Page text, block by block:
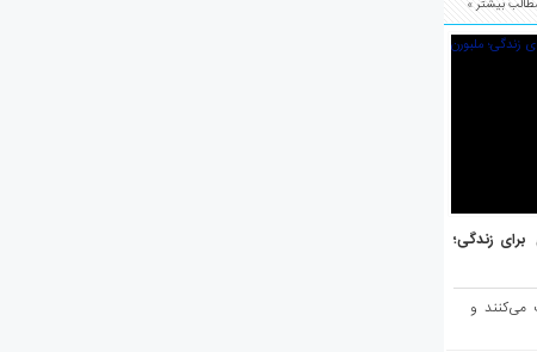
بیشتر »
برتر جهان برای زندگی؛
می‌کنند و